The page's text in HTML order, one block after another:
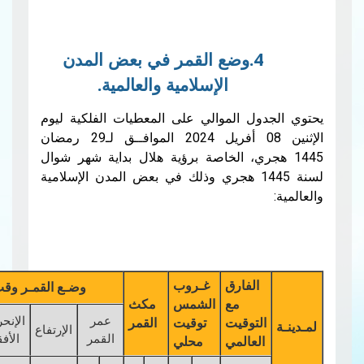
4.وضع القمر في بعض المدن
الإسلامية والعالمية.
الموالي على المعطيات الفلكية ليوم
الإثنين 08 أفريل 2024 الموافــق لـ29 رمضان
الخاصة برؤية هلال بداية شهر شوال
لسنة 1445 هجري وذلك في بعض المدن الإسلامية
توقيت
مكث
القمر
وضـع القمـر وقت غـروب الشمـس
عمر
القمر
الإرتفاع
الإنحراف
الأفقي
قـوس سمك